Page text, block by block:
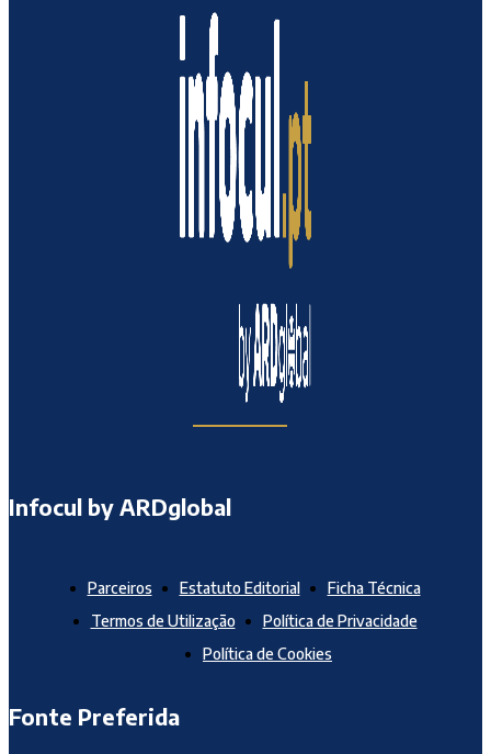
Infocul by ARDglobal
Parceiros Estatuto Editorial
Ficha Técnica
Termos de Utilização
Política de Privacidade
Política de Cookies
Fonte Preferida